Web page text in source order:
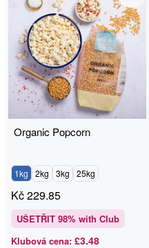
Organic Popcorn
1kg 2kg 3kg 25kg
Kč229.85
UŠETŘIT 98% with Club
Klubová cena: £3.48